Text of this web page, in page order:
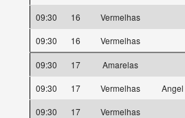
09:30
16
Vermelhas
09:30
16 Vermelhas
09:30 17
Amarelas
09:30
17 Vermelhas
09:30
17
Vermelhas